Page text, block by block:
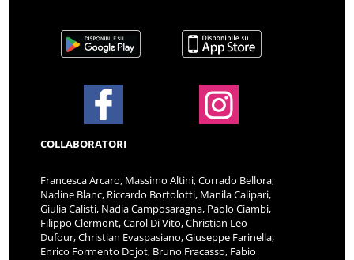
COLLABORATORI
Francesca Arcaro, Massimo Altini, Corrado Bellora,
Nadine Blanc, Riccardo Bortolotti, Manila Calipari,
Giulia Calisti, Nadia Camposaragna, Paolo Ciambi,
Filippo Clermont, Carol Di Vito, Christian Leo
Dufour, Christian Evaspasiano, Giuseppe Farinella,
Enrico Formento Dojot, Bruno Fracasso, Fabio